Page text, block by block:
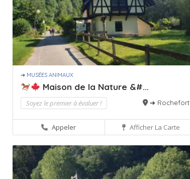
➔ MUSÉES ANIMAUX
Maison de la Nature &#...
Soyez le premier à évaluer ! ➔ Rochefort
Appeler Afficher La Carte